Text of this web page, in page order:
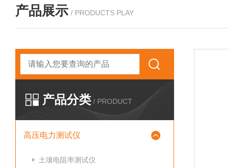
产品展示 / PRODUCTS PLAY
产品分类 / PRODUCT
高压电力测试仪
土壤电阻率测试仪